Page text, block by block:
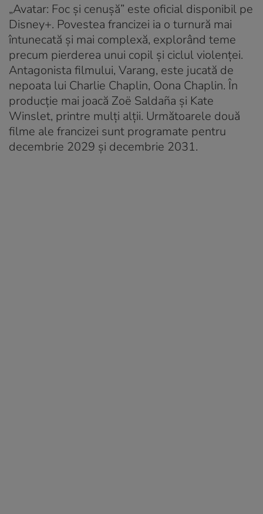
„Avatar: Foc și cenușă” este oficial disponibil pe
Disney+. Povestea francizei ia o turnură mai
întunecată și mai complexă, explorând teme
precum pierderea unui copil și ciclul violenței.
Antagonista filmului, Varang, este jucată de
nepoata lui Charlie Chaplin, Oona Chaplin. În
producție mai joacă Zoë Saldaña și Kate
Winslet, printre mulți alții. Următoarele două
filme ale francizei sunt programate pentru
decembrie 2029 și decembrie 2031.